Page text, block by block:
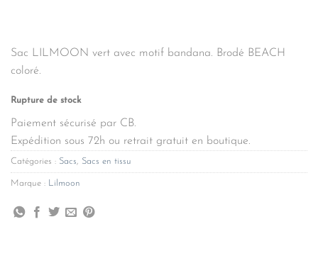
55,00€.38,50€.
Sac LILMOON vert avec motif bandana. Brodé BEACH
coloré.
Rupture de stock
Paiement sécurisé par CB.
Expédition sous 72h ou retrait gratuit en boutique.
Catégories : Sacs, Sacs en tissu
Marque : Lilmoon